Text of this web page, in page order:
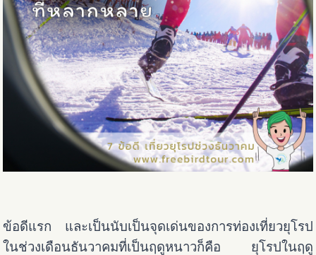
ข้อดีแรก และเป็นนับเป็นจุดเด่นของการท่องเที่ยวยุโรป
ในช่วงเดือนธันวาคมที่เป็นฤดูหนาวก็คือ ยุโรปในฤดู